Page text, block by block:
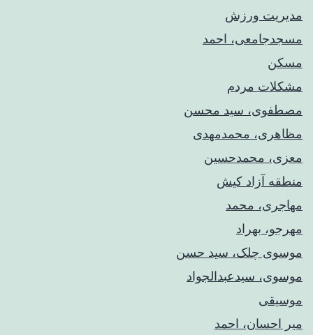
مدیریت ورزش
مسجدجامعی، احمد
مسکن
مشکلات مردم
مصطفوی، سید محسن
مظاهری، محمدمهدی
معزی، محمدحسین
منطقه آزاد کیش
مهاجری، محمد
مهرجو، بهراد
موسوی چلک، سید حسن
موسوی، سیدعبدالجواد
موسیقی
میر احسان، احمد